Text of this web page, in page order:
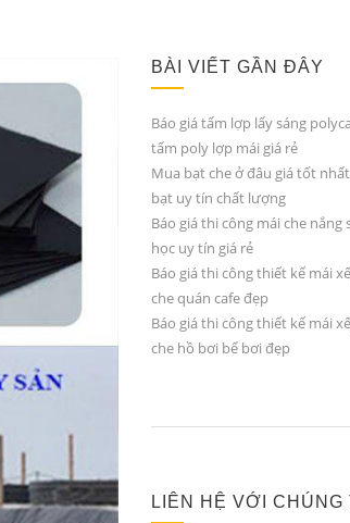
BÀI VIẾT GẦN ĐÂY
Báo giá tấm lợp lấy sáng
tấm poly lợp mái giá rẻ
Mua bạt che ở đâu giá tốt
bạt uy tín chất lượng
Báo giá thi công mái che nắng
học uy tín giá rẻ
Báo giá thi công thiết kế mái
che quán cafe đẹp
Báo giá thi công thiết kế mái
che hồ bơi bể bơi đẹp
LIÊN HỆ VỚI CHÚNG